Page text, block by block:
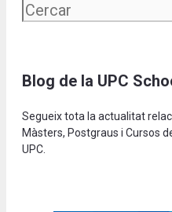
Blog de la UPC
Segueix tota la actualitat
Màsters, Postgraus i Cursos
UPC.